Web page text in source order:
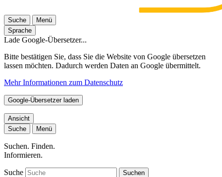
Suche
Menü
Sprache
Lade Google-Übersetzer...
Bitte bestätigen Sie, dass Sie die Website von Google übersetzen
lassen möchten. Dadurch werden Daten an Google übermittelt.
Mehr Informationen zum Datenschutz
Google-Übersetzer laden
Ansicht
Suche
Menü
Suchen. Finden.
Informieren.
Suche Suchen